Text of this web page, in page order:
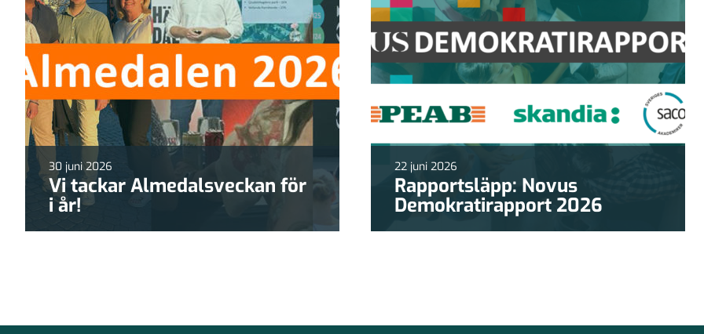
30 juni 2026
Vi tackar Almedalsveckan för
i år!
22 juni 2026
Rapportsläpp: Novus
Demokratirapport 2026